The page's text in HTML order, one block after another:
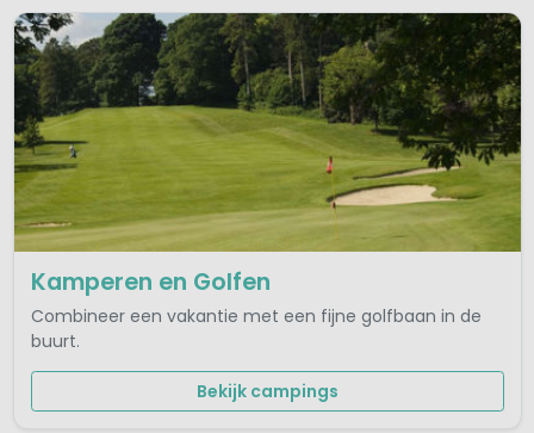
Kamperen en Golfen
Combineer een vakantie met een fijne golfbaan in de
buurt.
Bekijk campings